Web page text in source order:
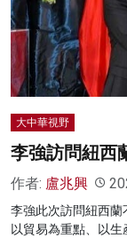
大中華視野
李強訪問紐西
作者: 盧兆興
李強此次訪問紐西
以貿易為重點、以生